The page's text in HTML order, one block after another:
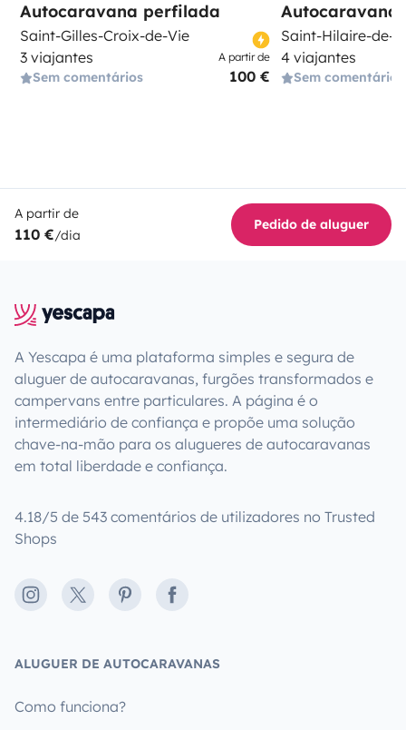
Autocaravana perfilada
Saint-Gilles-Croix-de-Vie
3 viajantes
Sem comentários
A partir de
100 €
Saint-Hilaire-de-
4 viajantes
Sem comentários
A partir de
110 €/dia
Pedido de aluguer
A Yescapa é uma plataforma simples e segura de
aluguer de autocaravanas, furgões transformados e
campervans entre particulares. A página é o
intermediário de confiança e propõe uma solução
chave-na-mão para os alugueres de autocaravanas
em total liberdade e confiança.
4.18/5 de 543 comentários de utilizadores no Trusted
Shops
Instagram
X PinterestFacebook
ALUGUER DE AUTOCARAVANAS
Como funciona?